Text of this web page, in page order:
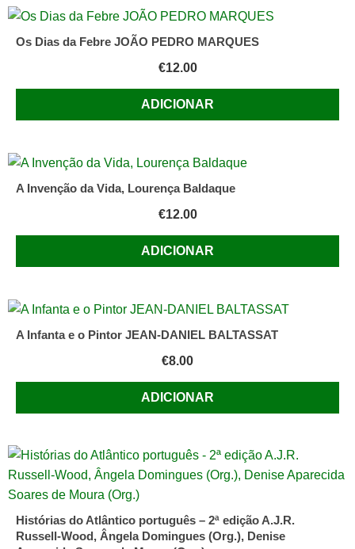
Os Dias da Febre JOÃO PEDRO MARQUES
€12.00
ADICIONAR
A Invenção da Vida, Lourença Baldaque
€12.00
ADICIONAR
A Infanta e o Pintor JEAN-DANIEL BALTASSAT
€8.00
ADICIONAR
Histórias do Atlântico português – 2ª edição A.J.R.
Russell-Wood, Ângela Domingues (Org.), Denise